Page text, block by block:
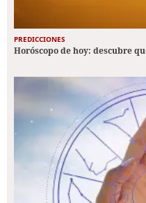
PREDICCIONES
Horóscopo de hoy: descubre